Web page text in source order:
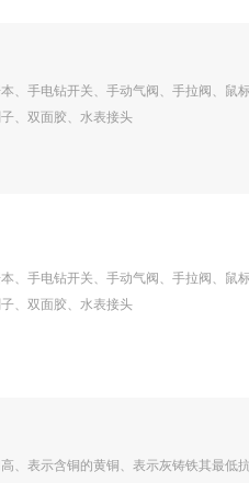
、手电钻开关、手动气阀、手拉阀、鼠
、双面胶、水表接头
、手电钻开关、手动气阀、手拉阀、鼠
、双面胶、水表接头
、表示含铜的黄铜、表示灰铸铁其最低